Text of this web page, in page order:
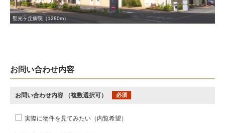
聖光ヶ丘病院（1280m）
お問い合わせ内容
お問い合わせ内容 （複数選択可） 必須
実際に物件を見てみたい（内覧希望）